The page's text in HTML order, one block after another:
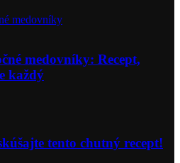
medovníky: Recept,
každý
tento chutný recept!